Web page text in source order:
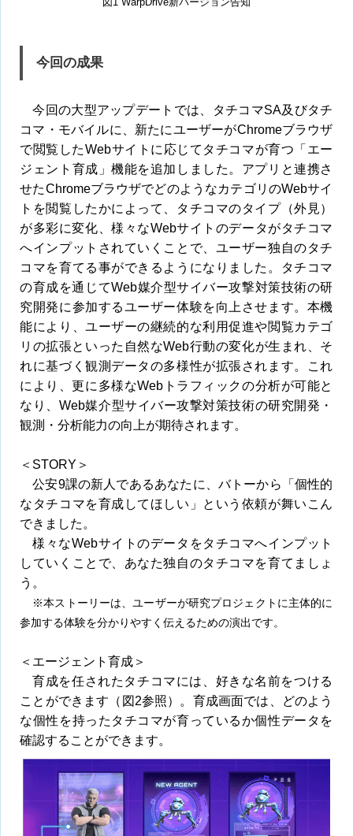
今回の成果
今回の大型アップデートでは、タチコマSA及びタチ
コマ・モバイルに、新たにユーザーがChromeブラウザ
で閲覧したWebサイトに応じてタチコマが育つ「エー
ジェント育成」機能を追加しました。アプリと連携さ
せたChromeブラウザでどのようなカテゴリのWebサイ
トを閲覧したかによって、タチコマのタイプ（外見）
が多彩に変化、様々なWebサイトのデータがタチコマ
へインプットされていくことで、ユーザー独自のタチ
コマを育てる事ができるようになりました。タチコマ
の育成を通じてWeb媒介型サイバー攻撃対策技術の研
究開発に参加するユーザー体験を向上させます。本機
能により、ユーザーの継続的な利用促進や閲覧カテゴ
リの拡張といった自然なWeb行動の変化が生まれ、そ
れに基づく観測データの多様性が拡張されます。これ
により、更に多様なWebトラフィックの分析が可能と
なり、Web媒介型サイバー攻撃対策技術の研究開発・
観測・分析能力の向上が期待されます。
＜STORY＞
公安9課の新人であるあなたに、バトーから「個性的
なタチコマを育成してほしい」という依頼が舞いこん
できました。
様々なWebサイトのデータをタチコマへインプット
していくことで、あなた独自のタチコマを育てましょ
う。
※本ストーリーは、ユーザーが研究プロジェクトに主体的に
参加する体験を分かりやすく伝えるための演出です。
＜エージェント育成＞
育成を任されたタチコマには、好きな名前をつける
ことができます（図2参照）。育成画面では、どのよう
な個性を持ったタチコマが育っているか個性データを
確認することができます。